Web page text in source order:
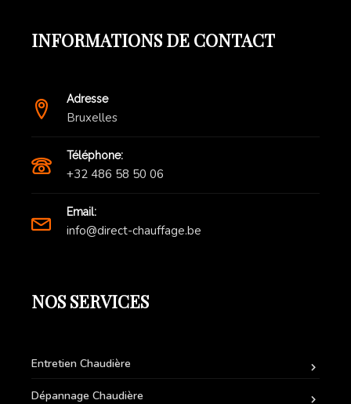
INFORMATIONS DE CONTACT
Adresse
Bruxelles
Téléphone:
+32 486 58 50 06
Email:
info@direct-chauffage.be
NOS SERVICES
Entretien Chaudière
Dépannage Chaudière